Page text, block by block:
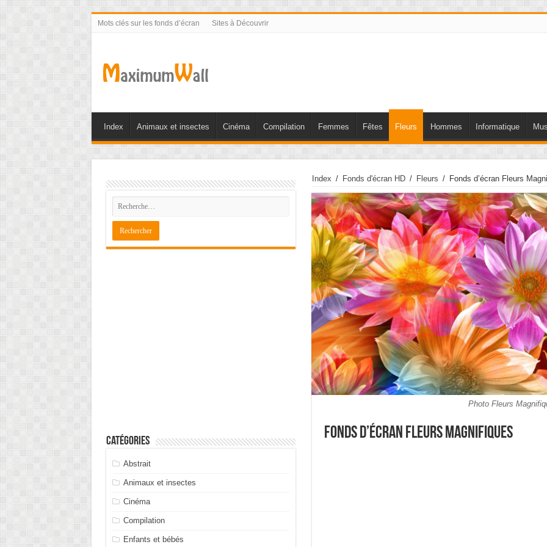
Mots clés sur les fonds d’écran Sites à Découvrir
Index Animaux et insectes Cinéma Compilation Femmes Fêtes Fleurs Hommes Informatique
Index / Fonds d'écran HD / Fleurs / Fonds d’écran Fleurs
Photo Fleurs
Fonds d’écran Fleurs Magnifiques
Catégories
Abstrait
Animaux et insectes
Cinéma
Compilation
Enfants et bébés